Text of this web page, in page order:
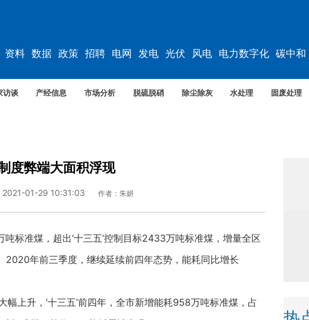
资料 数据 政策 招聘 电网 发电 光伏 风电 电力数字化 碳中和
访谈 产经信息 市场分析 脱硫脱硝 除尘除灰 水处理 固废处理
度弊端大面积浮现
2021-01-29 10:31:03 作者：朱妍
标准煤，超出‘十三五’控制目标2433万吨标准煤，增量全区
年前三季度，继续延续前四年态势，能耗同比增长
上升，‘十三五’前四年，全市新增能耗958万吨标准煤，占